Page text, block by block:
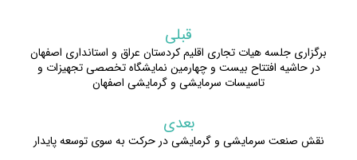
قبلی
برگزاری جلسه هیات تجاری اقلیم کردستان عراق و استانداری اصفهان
در حاشیه افتتاح بیست و چهارمین نمایشگاه تخصصی تجهیزات و
تاسیسات سرمایشی و گرمایشی اصفهان
بعدی
نقش صنعت سرمایشی و گرمایشی در حرکت به سوی توسعه پایدار